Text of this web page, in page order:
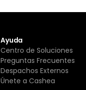
Ayuda
Centro de Soluciones
Preguntas Frecuentes
Despachos Externos
Únete a Cashea